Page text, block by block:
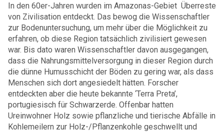
In den 60er-Jahren wurden im Amazonas-Gebiet Überreste
von Zivilisation entdeckt. Das bewog die Wissenschaftler
zur Bodenuntersuchung, um mehr über die Möglichkeit zu
erfahren, ob diese Region tatsächlich zivilisiert gewesen
war. Bis dato waren Wissenschaftler davon ausgegangen,
dass die Nahrungsmittelversorgung in dieser Region durch
die dünne Humusschicht der Böden zu gering war, als dass
Menschen sich dort angesiedelt hätten. Forscher
entdeckten aber die heute bekannte ‘Terra Preta’,
portugiesisch für Schwarzerde. Offenbar hatten
Ureinwohner Holz sowie pflanzliche und tierische Abfälle in
Kohlemeilern zur Holz-/Pflanzenkohle geschwellt und